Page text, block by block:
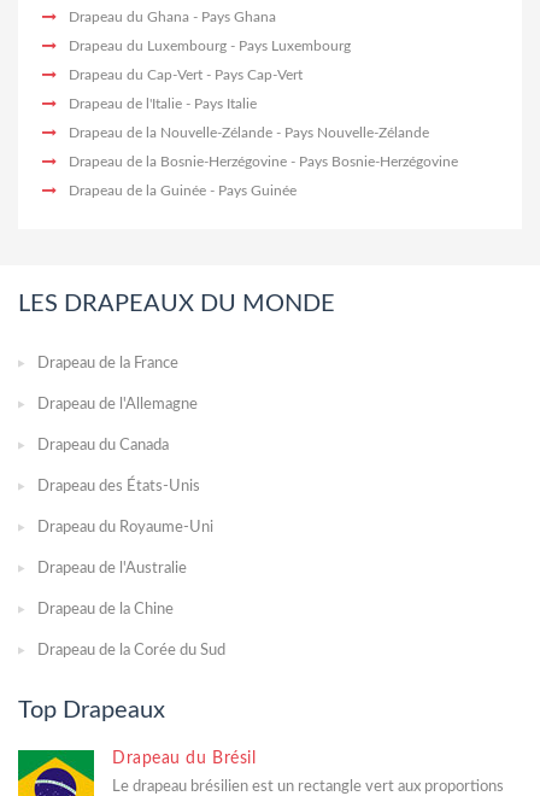
Drapeau du Ghana - Pays Ghana
Drapeau du Luxembourg - Pays Luxembourg
Drapeau du Cap-Vert - Pays Cap-Vert
Drapeau de l'Italie - Pays Italie
Drapeau de la Nouvelle-Zélande - Pays Nouvelle-Zélande
Drapeau de la Bosnie-Herzégovine - Pays Bosnie-Herzégovine
Drapeau de la Guinée - Pays Guinée
LES DRAPEAUX DU MONDE
Drapeau de la France
Drapeau de l'Allemagne
Drapeau du Canada
Drapeau des États-Unis
Drapeau du Royaume-Uni
Drapeau de l'Australie
Drapeau de la Chine
Drapeau de la Corée du Sud
Top Drapeaux
Drapeau du Brésil
Le drapeau brésilien est un rectangle vert aux proportions